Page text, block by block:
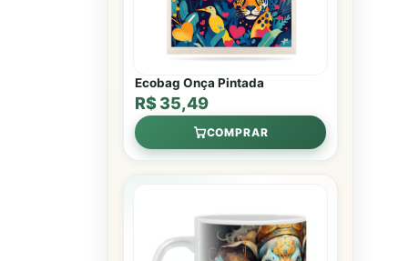
Ecobag Onça Pintada
R$ 35,49
COMPRAR